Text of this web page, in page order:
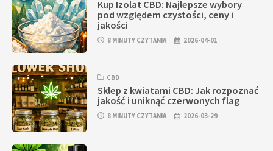
Kup Izolat CBD: Najlepsze wybory
pod względem czystości, ceny i
jakości
8 MINUTY CZYTANIA 2026-04-01
CBD
Sklep z kwiatami CBD: Jak rozpoznać
jakość i uniknąć czerwonych flag
8 MINUTY CZYTANIA 2026-03-29